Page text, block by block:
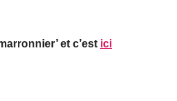
et c’est ici